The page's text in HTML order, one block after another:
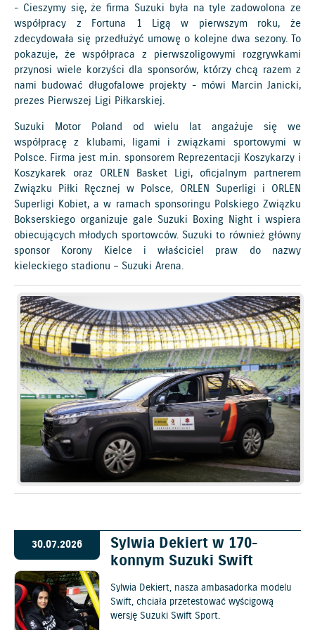
- Cieszymy się, że firma Suzuki była na tyle zadowolona ze
współpracy z Fortuna 1 Ligą w pierwszym roku, że
zdecydowała się przedłużyć umowę o kolejne dwa sezony. To
pokazuje, że współpraca z pierwszoligowymi rozgrywkami
przynosi wiele korzyści dla sponsorów, którzy chcą razem z
nami budować długofalowe projekty - mówi Marcin Janicki,
prezes Pierwszej Ligi Piłkarskiej.
Suzuki Motor Poland od wielu lat angażuje się we
współpracę z klubami, ligami i związkami sportowymi w
Polsce. Firma jest m.in. sponsorem Reprezentacji Koszykarzy i
Koszykarek oraz ORLEN Basket Ligi, oficjalnym partnerem
Związku Piłki Ręcznej w Polsce, ORLEN Superligi i ORLEN
Superligi Kobiet, a w ramach sponsoringu Polskiego Związku
Bokserskiego organizuje gale Suzuki Boxing Night i wspiera
obiecujących młodych sportowców. Suzuki to również główny
sponsor Korony Kielce i właściciel praw do nazwy
kieleckiego stadionu – Suzuki Arena.
30.07.2026
Sylwia Dekiert w 170-
konnym Suzuki Swift
Sylwia Dekiert, nasza ambasadorka modelu
Swift, chciała przetestować wyścigową
wersję Suzuki Swift Sport.